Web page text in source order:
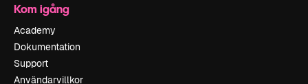
Kom igång
Academy
Dokumentation
Support
Användarvillkor